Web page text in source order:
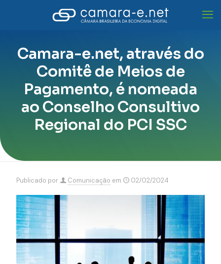
Camara-e.net, através do
Comitê de Meios de
Pagamento, é nomeada
ao Conselho Consultivo
Regional do PCI SSC
Publicado por Comunicação em 02/02/2024